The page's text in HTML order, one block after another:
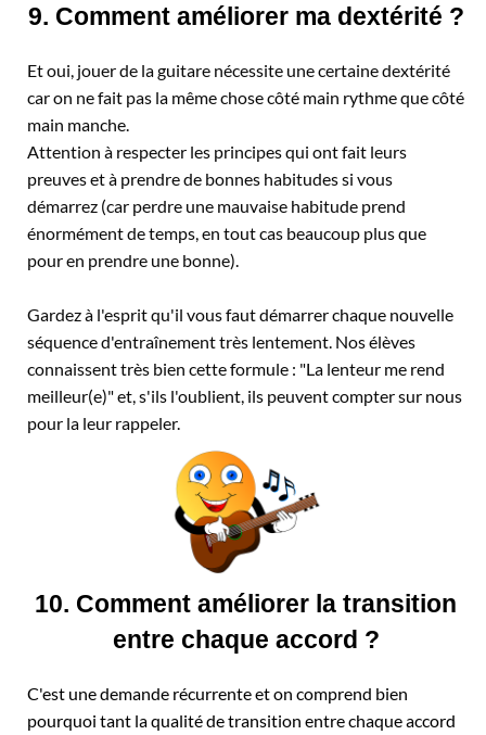
9. Comment améliorer ma dextérité ?
Et oui, jouer de la guitare nécessite une certaine dextérité
car on ne fait pas la même chose côté main rythme que côté
main manche.
Attention à respecter les principes qui ont fait leurs
preuves et à prendre de bonnes habitudes si vous
démarrez (car perdre une mauvaise habitude prend
énormément de temps, en tout cas beaucoup plus que
pour en prendre une bonne).
Gardez à l'esprit qu'il vous faut démarrer chaque nouvelle
séquence d'entraînement très lentement. Nos élèves
connaissent très bien cette formule : "La lenteur me rend
meilleur(e)" et, s'ils l'oublient, ils peuvent compter sur nous
pour la leur rappeler.
10. Comment améliorer la transition
entre chaque accord ?
C'est une demande récurrente et on comprend bien
pourquoi tant la qualité de transition entre chaque accord